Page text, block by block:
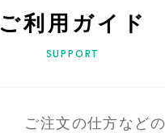
ご利用ガイド
SUPPORT
ご注文の仕方などの